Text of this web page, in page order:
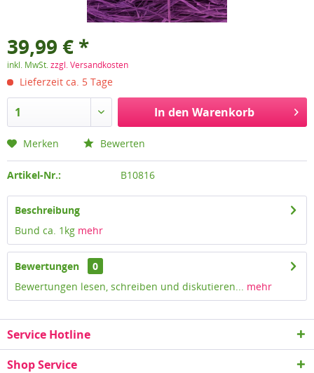
39,99 € *
inkl. MwSt.zzgl. Versandkosten
Lieferzeit ca. 5 Tage
In den Warenkorb
Merken Bewerten
Artikel-Nr.: B10816
Beschreibung
Bund ca. 1kg mehr
Bewertungen
0
Bewertungen lesen, schreiben und diskutieren... mehr
Service Hotline
Shop Service